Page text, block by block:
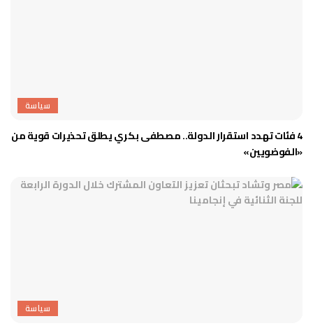
سياسة
4 فئات تهدد استقرار الدولة.. مصطفى بكري يطلق تحذيرات قوية من
«الفوضويين»
سياسة